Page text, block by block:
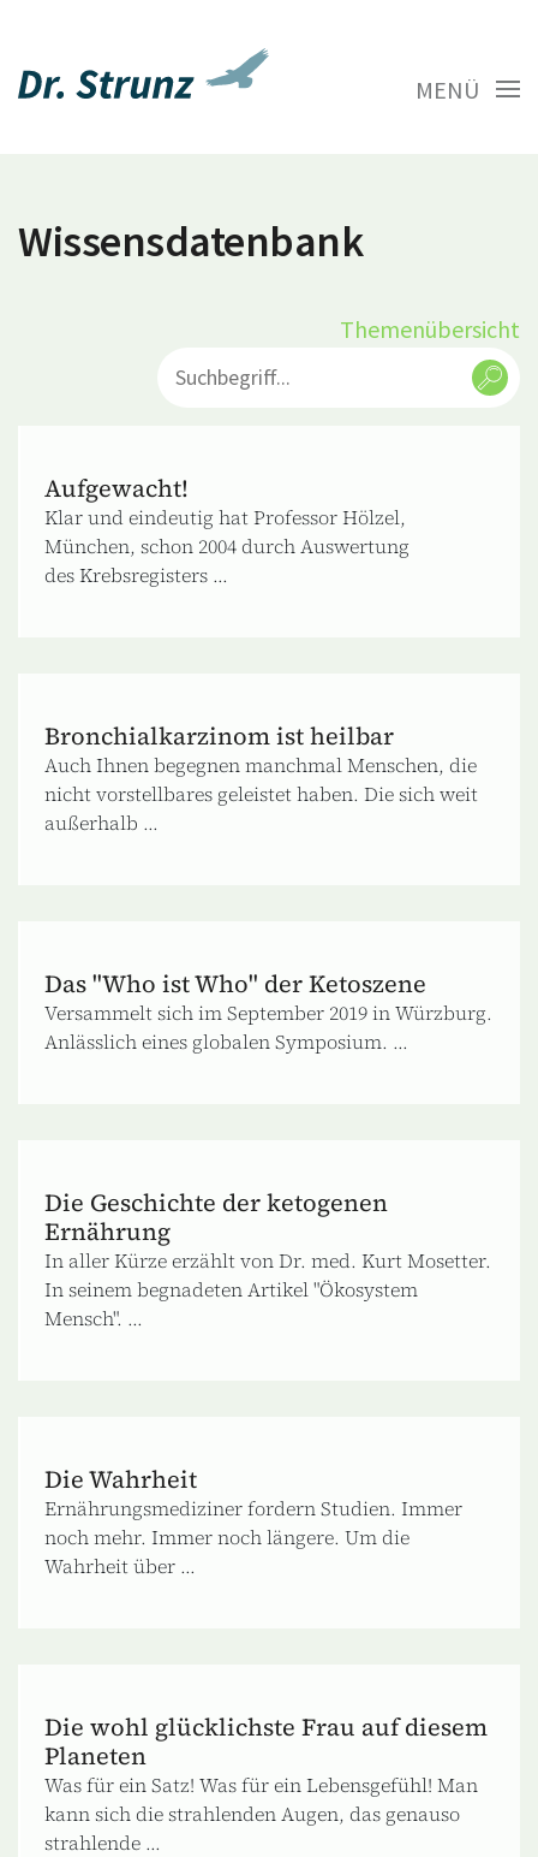
MENÜ
Wissensdatenbank
Themenübersicht
Aufgewacht!
Klar und eindeutig hat Professor Hölzel,
München, schon 2004 durch Auswertung
des Krebsregisters ...
Bronchialkarzinom ist heilbar
Auch Ihnen begegnen manchmal Menschen, die
nicht vorstellbares geleistet haben. Die sich weit
außerhalb ...
Das "Who ist Who" der Ketoszene
Versammelt sich im September 2019 in Würzburg.
Anlässlich eines globalen Symposium. ...
Die Geschichte der ketogenen
Ernährung
In aller Kürze erzählt von Dr. med. Kurt Mosetter.
In seinem begnadeten Artikel "Ökosystem
Mensch". ...
Die Wahrheit
Ernährungsmediziner fordern Studien. Immer
noch mehr. Immer noch längere. Um die
Wahrheit über ...
Die wohl glücklichste Frau auf diesem
Planeten
Was für ein Satz! Was für ein Lebensgefühl! Man
kann sich die strahlenden Augen, das genauso
strahlende ...